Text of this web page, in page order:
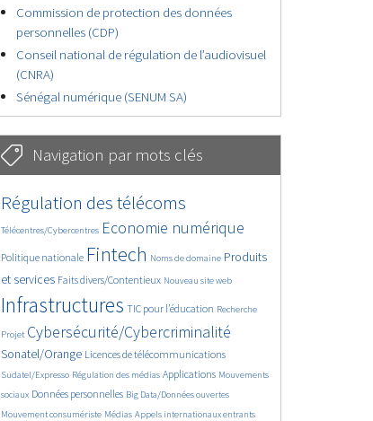
Commission de protection des données
personnelles (CDP)
Conseil national de régulation de l’audiovisuel
(CNRA)
Sénégal numérique (SENUM SA)
Navigation par mots clés
4657/5738
Régulation des télécoms
364/5738
Télécentres/Cybercentres
3787/5738 Economie numérique
1877/5738
Politique nationale
5202/5738 Fintech
690/5738
Noms de domaine
2477/5738
Produits
et services
1616/5738 Faits divers/Contentieux
851/5738 Nouveau site web
5738/5738
Infrastructures
1835/5738
TIC pour l’éducation
206/5738
Recherche
247/5738
Projet
3642/5738Cybersécurité/Cybercriminalité
2331/5738
Sonatel/Orange
1631/5738 Licences de télécommunications
299/5738
Sudatel/Expresso
1019/5738 Régulation des médias
1529/5738 Applications
1234/5738
Mouvements
sociaux
1670/5738Données personnelles
148/5738 Big Data/Données ouvertes
626/5738
Mouvement consumériste
366/5738 Médias
751/5738 Appels internationaux entrants
1762/5738